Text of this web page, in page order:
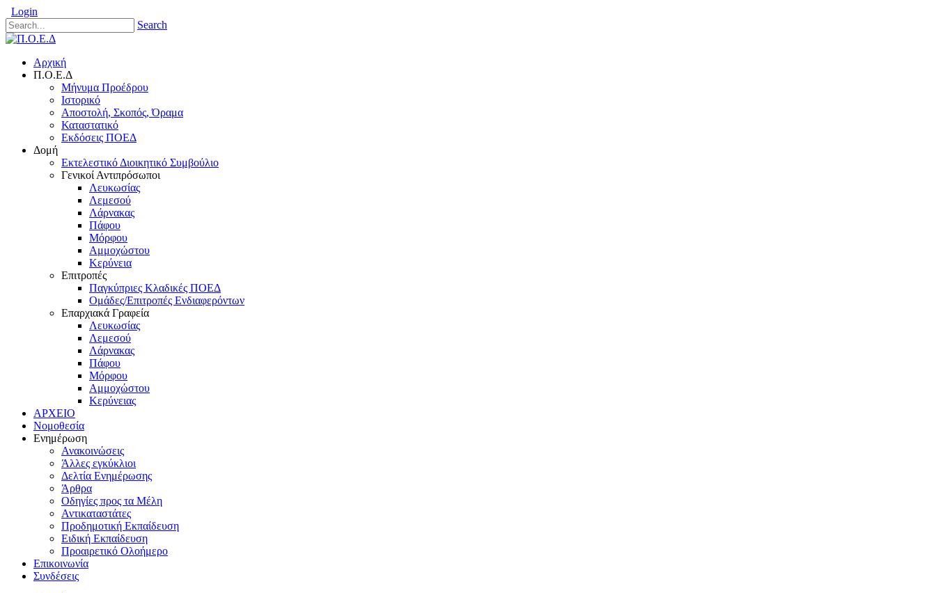
Login
Search
Αρχική
Π.Ο.Ε.Δ
Μήνυμα Προέδρου
Ιστορικό
Αποστολή, Σκοπός, Όραμα
Καταστατικό
Εκδόσεις ΠΟΕΔ
Δομή
Εκτελεστικό Διοικητικό Συμβούλιο
Γενικοί Αντιπρόσωποι
Λευκωσίας
Λεμεσού
Λάρνακας
Πάφου
Μόρφου
Αμμοχώστου
Κερύνεια
Επιτροπές
Παγκύπριες Κλαδικές ΠΟΕΔ
Ομάδες/Επιτροπές Ενδιαφερόντων
Επαρχιακά Γραφεία
Λευκωσίας
Λεμεσού
Λάρνακας
Πάφου
Μόρφου
Αμμοχώστου
Κερύνειας
ΑΡΧΕΙΟ
Νομοθεσία
Ενημέρωση
Ανακοινώσεις
Άλλες εγκύκλιοι
Δελτία Ενημέρωσης
Άρθρα
Οδηγίες προς τα Μέλη
Αντικαταστάτες
Προδημοτική Εκπαίδευση
Ειδική Εκπαίδευση
Προαιρετικό Ολοήμερο
Επικοινωνία
Συνδέσεις